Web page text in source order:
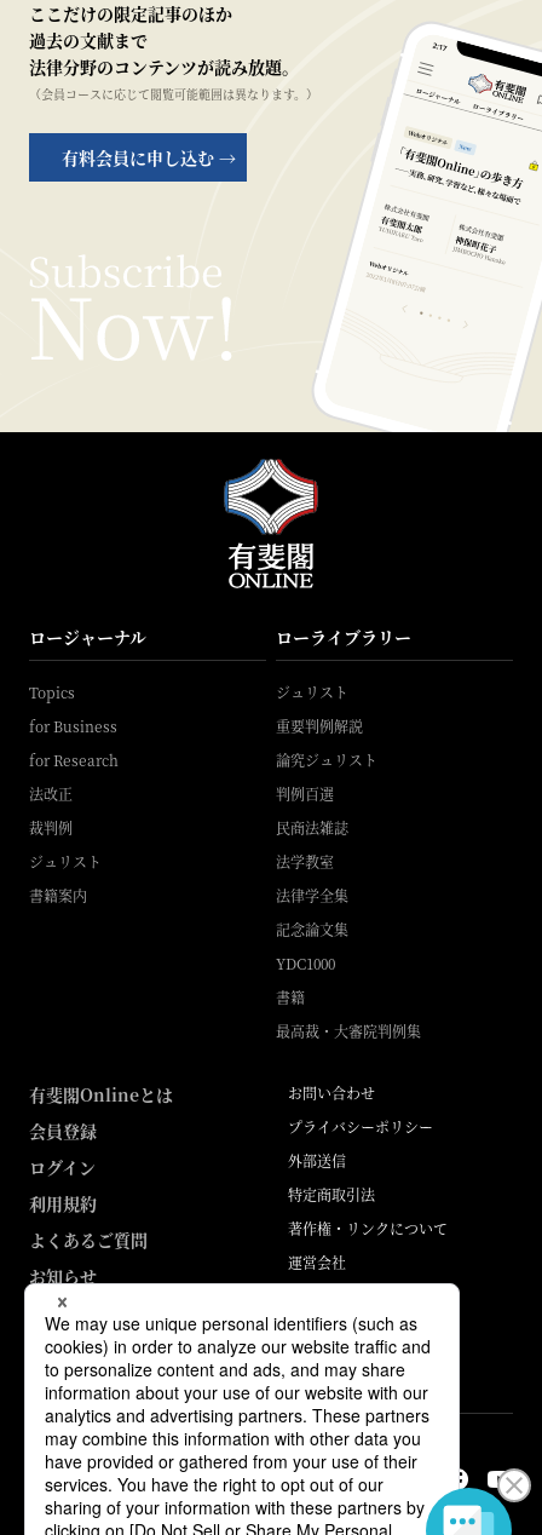
ここだけの限定記事のほか
過去の文献まで
法律分野のコンテンツが読み放題。
（会員コースに応じて閲覧可能範囲は異なります。）
有料会員に申し込む →
ロージャーナル
Topics
for Business
for Research
法改正
裁判例
ジュリスト
書籍案内
ローライブラリー
ジュリスト
重要判例解説
論究ジュリスト
判例百選
民商法雑誌
法学教室
法律学全集
記念論文集
YDC1000
書籍
最高裁・大審院判例集
有斐閣Onlineとは
会員登録
ログイン
利用規約
よくあるご質問
お知らせ
お問い合わせ
プライバシーポリシー
外部送信
特定商取引法
著作権・リンクについて
運営会社